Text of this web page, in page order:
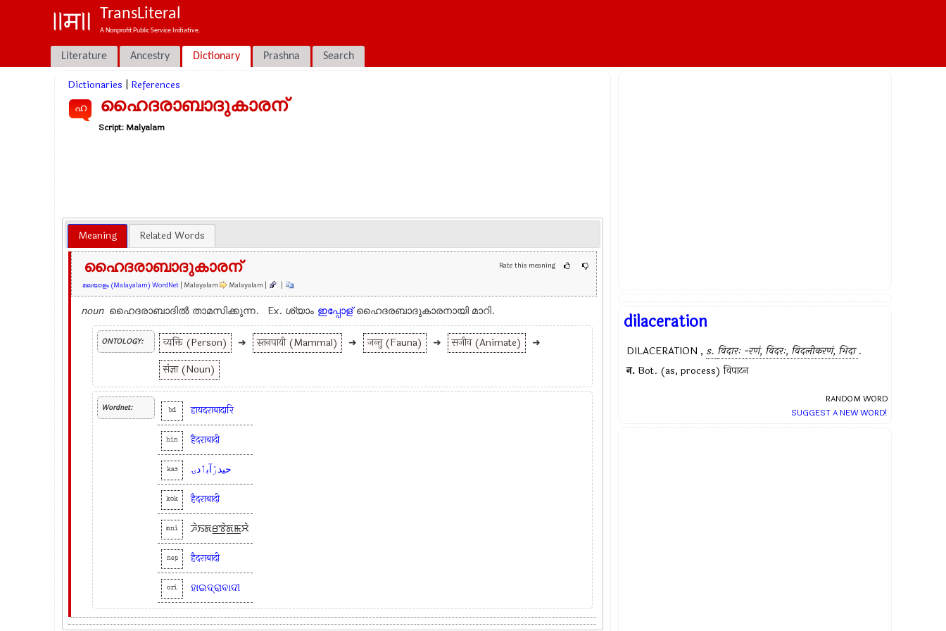
TransLiteral
A Nonprofit Public Service Initiative.
Literature Ancestry Dictionary Prashna Search
Dictionaries References
ഹ ഹൈദരാബാദുകാരന്
Script:Malyalam
Meaning Related Words
Rate this meaning
ഹൈദരാബാദുകാരന്
മലയാളം (Malayalam) WordNet| Malayalam Malayalam | |
noun ഹൈദരാബാദില്‍ താമസിക്കുന്ന. Ex. ശ്യാം ഇപ്പോള്ഹൈദരബാദുകാരനായി മാറി.
ONTOLOGY: व्यक्ति (Person) ➜ स्तनपायी (Mammal) ➜ जन्तु (Fauna) ➜ सजीव (Animate)
➜
संज्ञा (Noun)
Wordnet: bd हायदराबादारि
hin हैदराबादी
kas حیدرٛآبٲدۍ
kok हैदराबादी
mni ꯍꯥꯏꯗꯔ꯭ꯕꯥꯗ꯭ꯃꯆꯥ
nep हैदराबादी
ori ହାଇଦ୍ରାବାଦୀ
dilaceration
DILACERATION , s. विदारः -रणं, विदरः, विदलीकरणं, भिदा .
न. Bot. (as, process) विपाटन
RANDOM WORD
SUGGEST A NEW WORD!